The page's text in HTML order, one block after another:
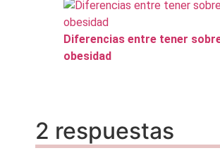
Diferencias entre tener
obesidad
2 respuestas